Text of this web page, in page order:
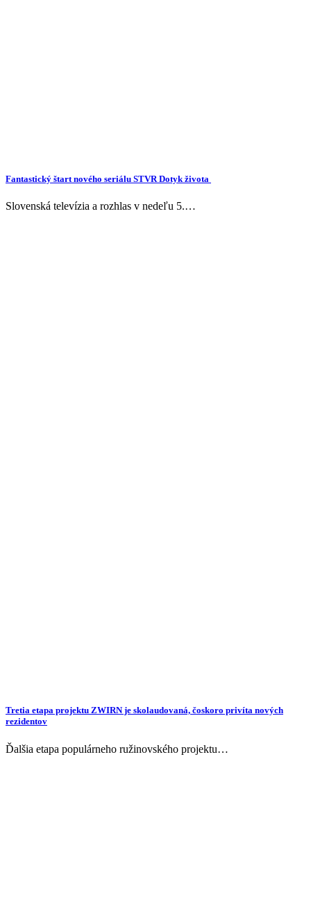
Fantastický štart nového seriálu STVR Dotyk života
Slovenská televízia a rozhlas v nedeľu 5.…
Tretia etapa projektu ZWIRN je skolaudovaná, čoskoro privíta nových
rezidentov
Ďalšia etapa populárneho ružinovského projektu…